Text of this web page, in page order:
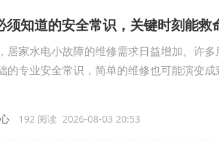
须知道的安全常识，关键时刻能救
居家水电小故障的维修需求日益增加。许
的专业安全常识，简单的维修也可能演变
192 阅读 2026-08-03 20:53